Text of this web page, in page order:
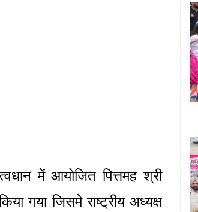
में आयोजित पित्तमह श्री
गया जिसमे राष्ट्रीय अध्यक्ष